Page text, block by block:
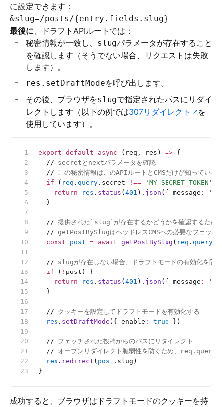
に設定できます：
&slug=/posts/{entry.fields.slug}
最後に、ドラフトAPIルートでは：
秘密情報が一致し、 slugパラメータが存在すること
を確認します（そうでない場合、リクエストは失敗
します）。
res.setDraftModeを呼び出します。
その後、ブラウザをslugで指定されたパスにリダイ
レクトします（以下の例では307リダイレクト
を
使用しています）。
export default async (req, res) => {
  //
secretとnextパラメータを確認
  //
この秘密情報はこのAPIルートとCMSだけが知っている
  if
( req . query .secret !== ' MY_SECRET_TOKEN '
    return
res . status ( 401 ). json ({ message : '
  }
  //
提供された`slug`が存在するかどうかを確認するため
  //
getPostBySlugはヘッドレスCMSへの必要なフェッチ
  const
post = await getPostBySlug ( req . query
  //
slugが存在しない場合、ドラフトモードの有効化を防止
  if
( ! post) {
    return
res . status ( 401 ). json ({ message : '
  }
  //
クッキーを設定してドラフトモードを有効化する
  res
. setDraftMode ({ enable : true })
  //
フェッチされた投稿からのパスにリダイレクト
  //
オープンリダイレクト脆弱性を防ぐため、
  res
. redirect ( post .slug)
}
成功すると、ブラウザはドラフトモードのクッキーを持